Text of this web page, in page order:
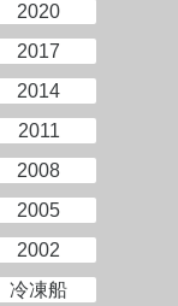
2020
2017
2014
2011
2008
2005
2002
冷凍船